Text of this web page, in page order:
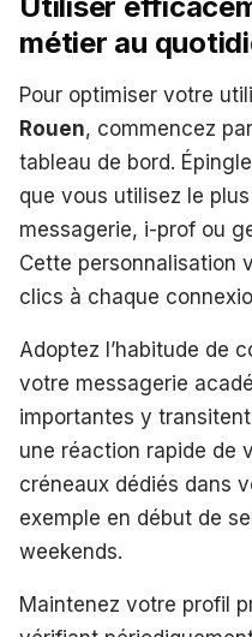
Utiliser
métier au
Pour optimiser votre
Rouen, commencez
tableau de bord.
que vous utilisez le
messagerie, i-prof ou
Cette personnalisation
clics à chaque
Adoptez l’habitude de
votre messagerie
importantes y
une réaction rapide de
créneaux dédiés dans
exemple en début de
weekends.
Maintenez votre profil